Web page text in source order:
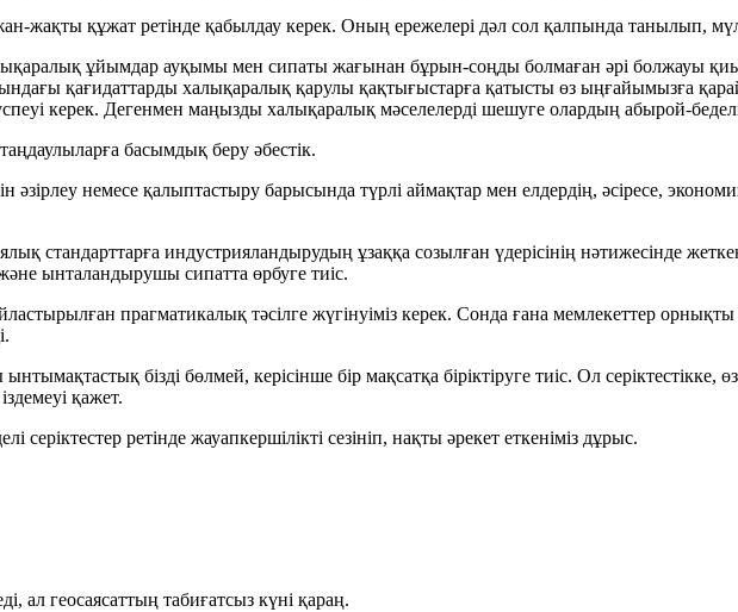
жақты құжат ретінде қабылдау керек. Оның ережелері дәл сол қалпында танылып,
ұйымдар ауқымы мен сипаты жағынан бұрын-соңды болмаған әрі болжауы қиын
қағидаттарды халықаралық қарулы қақтығыстарға қатысты өз ыңғайымызға
керек. Дегенмен маңызды халықаралық мәселелерді шешуге олардың абырой-
басымдық беру әбестік.
әзірлеу немесе қалыптастыру барысында түрлі аймақтар мен елдердің, әсіресе,
стандарттарға индустрияландырудың ұзаққа созылған үдерісінің нәтижесінде
ынталандырушы сипатта өрбуге тиіс.
прагматикалық тәсілге жүгінуіміз керек. Сонда ғана мемлекеттер
бізді бөлмей, керісінше бір мақсатқа біріктіруге тиіс. Ол серіктестікке,
қажет.
серіктестер ретінде жауапкершілікті сезініп, нақты әрекет еткеніміз дұрыс.
ал геосаясаттың табиғатсыз күні қараң.